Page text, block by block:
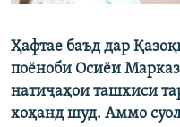
Ҳамаи сомонаҳои
Ҳафтае баъд дар
поёноби Осиёи
натиҷаҳои ташхиси
хоҳанд шуд. Аммо